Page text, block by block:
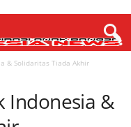
& Solidaritas Tiada Akhir
Indonesia &